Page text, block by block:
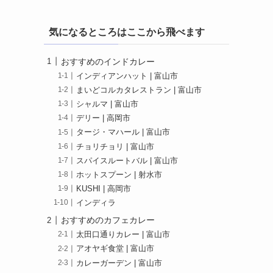
気になるところはここから飛べます
おすすめのインドカレー
インディアンハット | 富山市
まいどコルカタレストラン | 富山市
シャルマ | 富山市
デリー | 高岡市
タージ・マハール | 富山市
チョリチョリ | 富山市
スパイスルートバル | 富山市
ホットスプーン | 射水市
KUSHI | 高岡市
インディラ
おすすめのカフェカレー
太田口通りカレー | 富山市
アオヤギ食堂 | 富山市
カレーガーデン | 富山市